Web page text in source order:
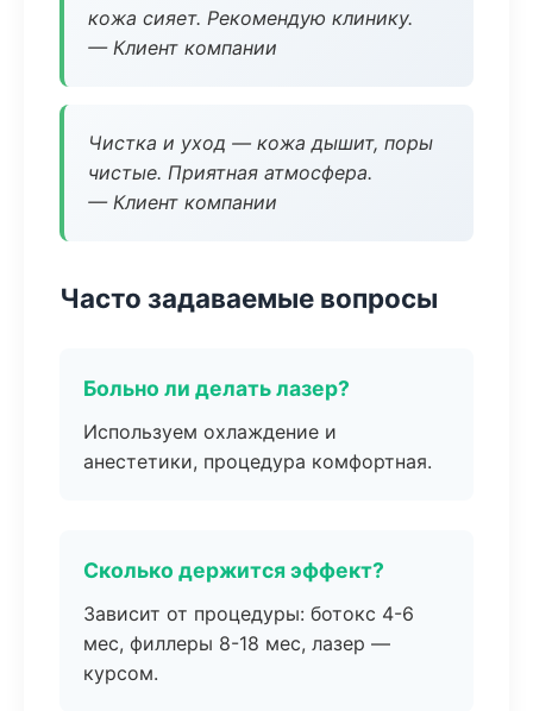
кожа сияет. Рекомендую клинику.
— Клиент компании
Чистка и уход — кожа дышит, поры
чистые. Приятная атмосфера.
— Клиент компании
Часто задаваемые вопросы
Больно ли делать лазер?
Используем охлаждение и
анестетики, процедура комфортная.
Сколько держится эффект?
Зависит от процедуры: ботокс 4-6
мес, филлеры 8-18 мес, лазер —
курсом.